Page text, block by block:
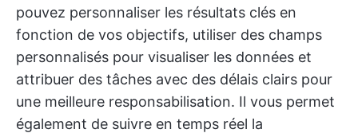
pouvez personnaliser les résultats clés en
fonction de vos objectifs, utiliser des champs
personnalisés pour visualiser les données et
attribuer des tâches avec des délais clairs pour
une meilleure responsabilisation. Il vous permet
également de suivre en temps réel la